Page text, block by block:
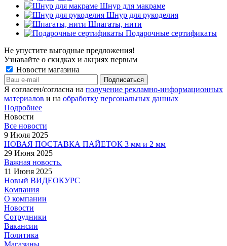
Шнур для макраме
Шнур для рукоделия
Шпагаты, нити
Подарочные сертификаты
Не упустите выгодные предложения!
Узнавайте о скидках и акциях первым
Новости магазина
Я согласен/согласна на получение рекламно-информационных
материалов и на обработку персональных данных
Подробнее
Новости
Все новости
9 Июля 2025
НОВАЯ ПОСТАВКА ПАЙЕТОК 3 мм и 2 мм
29 Июня 2025
Важная новость.
11 Июня 2025
Новый ВИДЕОКУРС
Компания
О компании
Новости
Сотрудники
Вакансии
Политика